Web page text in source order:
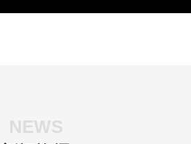
NEWS